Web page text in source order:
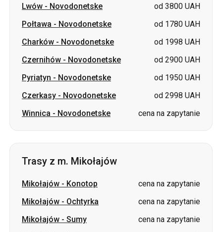
Lwów - Novodonetske
od 3800 UAH
Połtawa - Novodonetske
od 1780 UAH
Charków - Novodonetske
od 1998 UAH
Czernihów - Novodonetske
od 2900 UAH
Pyriatyn - Novodonetske
od 1950 UAH
Czerkasy - Novodonetske
od 2998 UAH
Winnica - Novodonetske cena na zapytanie
Trasy z m. Mikołajów
Mikołajów - Konotop
cena na zapytanie
Mikołajów - Ochtyrka
cena na zapytanie
Mikołajów - Sumy
cena na zapytanie